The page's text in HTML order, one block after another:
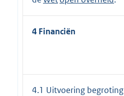
4 Financiën
4.1 Uitvoering begroting